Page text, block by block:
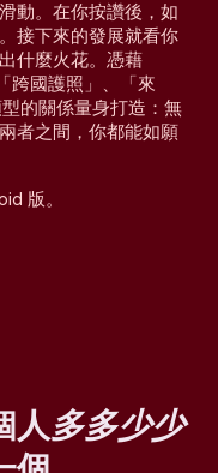
動。在你按讚後，如
接下來的發展就看你
什麼火花。憑藉
跨國護照」、「來
的關係量身打造：無
者之間，你都能如願
版。
人多多少少